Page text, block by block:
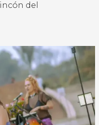
del